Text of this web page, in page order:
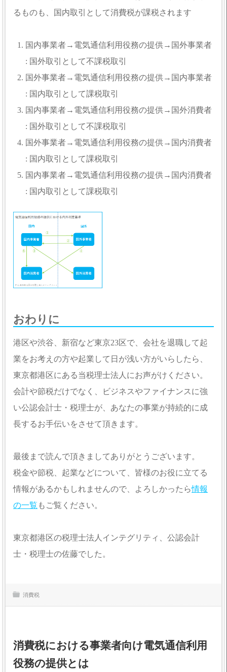
るものも、国内取引として消費税が課税されます
国内事業者→電気通信利用役務の提供→国外事業者
: 国外取引として不課税取引
国外事業者→電気通信利用役務の提供→国内事業者
: 国内取引として課税取引
国内事業者→電気通信利用役務の提供→国外消費者
: 国外取引として不課税取引
国外事業者→電気通信利用役務の提供→国内消費者
: 国内取引として課税取引
国内事業者→電気通信利用役務の提供→国内消費者
: 国内取引として課税取引
おわりに
港区や渋谷、新宿など東京23区で、会社を退職して起
業をお考えの方や起業して日が浅い方がいらしたら、
東京都港区にある当税理士法人にお声がけください。
会計や節税だけでなく、ビジネスやファイナンスに強
い公認会計士・税理士が、あなたの事業が持続的に成
長するお手伝いをさせて頂きます。
最後まで読んで頂きましてありがとうございます。
税金や節税、起業などについて、皆様のお役に立てる
情報があるかもしれませんので、よろしかったら情報
の一覧 もご覧ください。
東京都港区の税理士法人インテグリティ、公認会計
士・税理士の佐藤でした。
消費税
消費税における事業者向け電気通信利用
役務の提供とは